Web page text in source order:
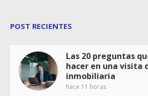
POST RECIENTES
Las 20 preguntas
hacer en una visita
inmobiliaria
hace 11 horas